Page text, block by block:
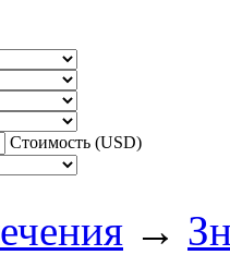
Стоимость (USD)
→